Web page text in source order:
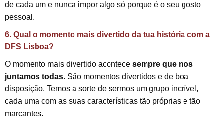
de cada um e nunca impor algo só porque é o seu gosto
pessoal.
6. Qual o momento mais divertido da tua história com a
DFS Lisboa?
O momento mais divertido acontece sempre que nos
juntamos todas. São momentos divertidos e de boa
disposição. Temos a sorte de sermos um grupo incrível,
cada uma com as suas características tão próprias e tão
marcantes.